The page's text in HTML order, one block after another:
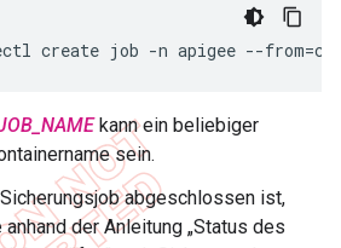
create job -n apigee --
kann ein beliebiger
sein.
abgeschlossen ist,
der Anleitung „Status des